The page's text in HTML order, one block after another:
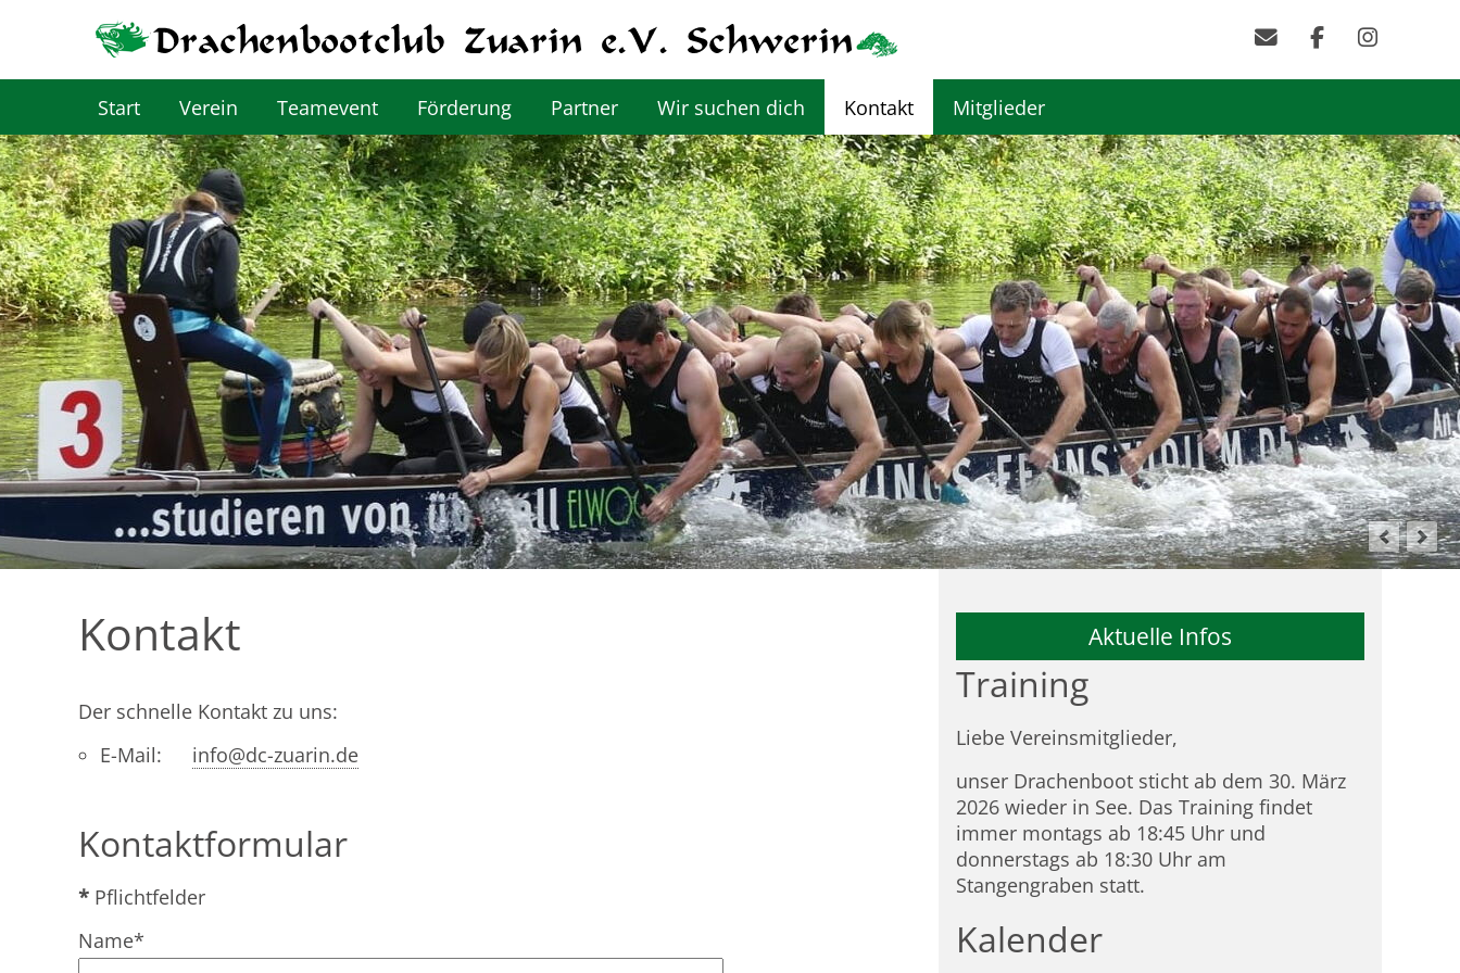
Start Verein Teamevent Förderung Partner Wir suchen dich Kontakt Mitglieder
Kontakt
Der schnelle Kontakt zu uns:
E-Mail:
info@dc-zuarin.de
Kontaktformular
* Pflichtfelder
Name*
Aktuelle Infos
Training
Liebe Vereinsmitglieder,
unser Drachenboot sticht ab dem 30. März
2026 wieder in See. Das Training findet
immer montags ab 18:45 Uhr und
donnerstags ab 18:30 Uhr am
Stangengraben statt.
Kalender